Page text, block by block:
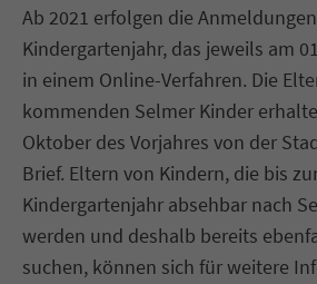
Ab 2021 erfolgen die
Kindergartenjahr, das jeweils am
in einem Online-Verfahren. Die
kommenden Selmer Kinder
Oktober des Vorjahres von der
Brief. Eltern von Kindern, die bis
Kindergartenjahr absehbar nach
werden und deshalb bereits
suchen, können sich für weitere